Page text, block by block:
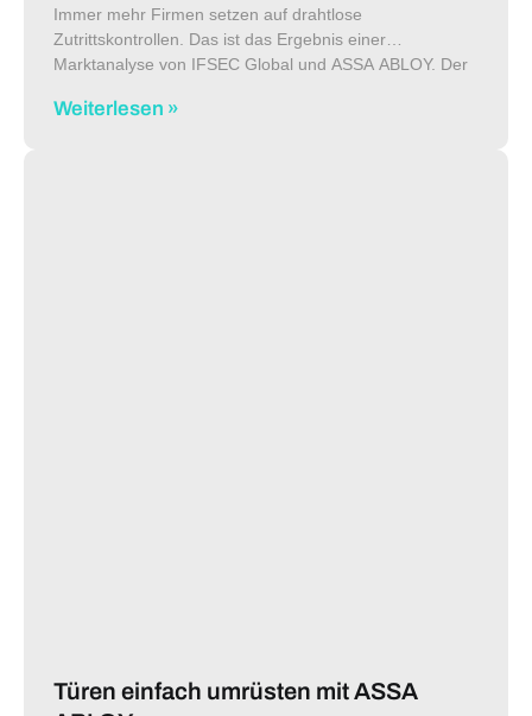
Immer mehr Firmen setzen auf drahtlose
Zutrittskontrollen. Das ist das Ergebnis einer
Marktanalyse von IFSEC Global und ASSA ABLOY. Der
bezüglich Kosten, Systemintegration, Cloud oder
Weiterlesen »
Türen einfach umrüsten mit ASSA